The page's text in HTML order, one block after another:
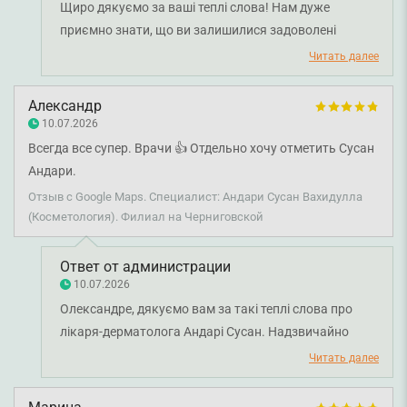
Щиро дякуємо за ваші теплі слова! Нам дуже
приємно знати, що ви залишилися задоволені
результатом лікування у лікаря-дерматовенеролога
Ксенії Трушкіної та високо оцінили її професійний
підхід. Бажаємо вам міцного здоров’я та гарного
самопочуття!
Читать далее
Александр
10.07.2026
Всегда все супер. Врачи 👍 Отдельно хочу отметить Сусан
Андари.
Отзыв с Google Maps. Специалист: Андари Сусан Вахидулла
(Косметология). Филиал на Черниговской
Ответ от администрации
10.07.2026
Олександре, дякуємо вам за такі теплі слова про
лікаря-дерматолога Андарі Сусан. Надзвичайно
цінно знати, що кожен ваш візит до нашої клініки
залишає позитивні враження, а робота лікарів
викликає довіру. Бажаємо вам міцного здоров'я!
Читать далее